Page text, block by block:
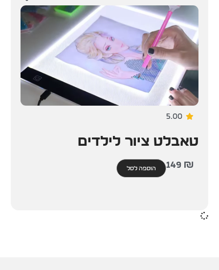
5.00
טאבלט ציור לילדים
149 ₪ הוספה לסל